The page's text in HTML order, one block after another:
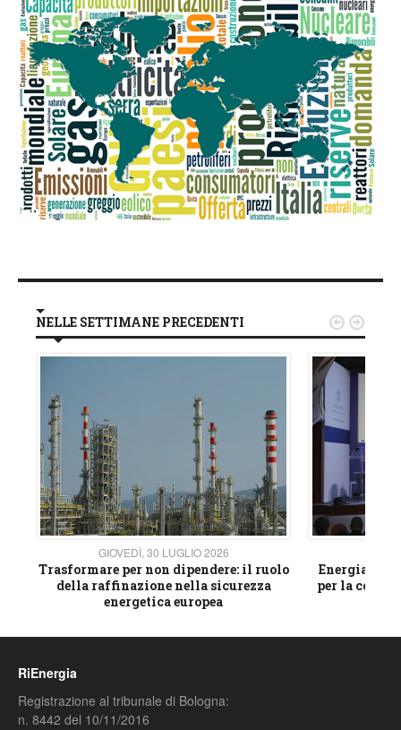
NELLE SETTIMANE PRECEDENTI
GIOVEDÌ, 30 LUGLIO 2026
Trasformare per non dipendere: il ruolo
della raffinazione nella sicurezza
energetica europea
Energia e
per la
 
RiEnergia
Registrazione al tribunale di Bologna:
n. 8442 del 10/11/2016